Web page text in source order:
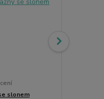
slonem